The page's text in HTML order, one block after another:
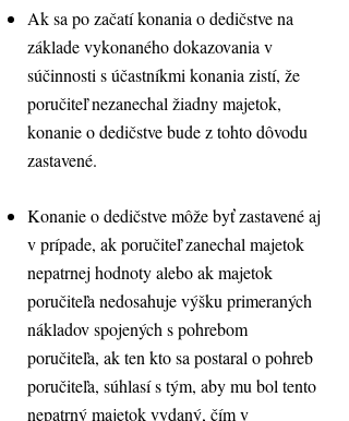
Ak sa po začatí konania o dedičstve na
základe vykonaného dokazovania v
súčinnosti s účastníkmi konania zistí, že
poručiteľ nezanechal žiadny majetok,
konanie o dedičstve bude z tohto dôvodu
zastavené.
Konanie o dedičstve môže byť zastavené aj
v prípade, ak poručiteľ zanechal majetok
nepatrnej hodnoty alebo ak majetok
poručiteľa nedosahuje výšku primeraných
nákladov spojených s pohrebom
poručiteľa, ak ten kto sa postaral o pohreb
poručiteľa, súhlasí s tým, aby mu bol tento
nepatrný majetok vydaný, čím v